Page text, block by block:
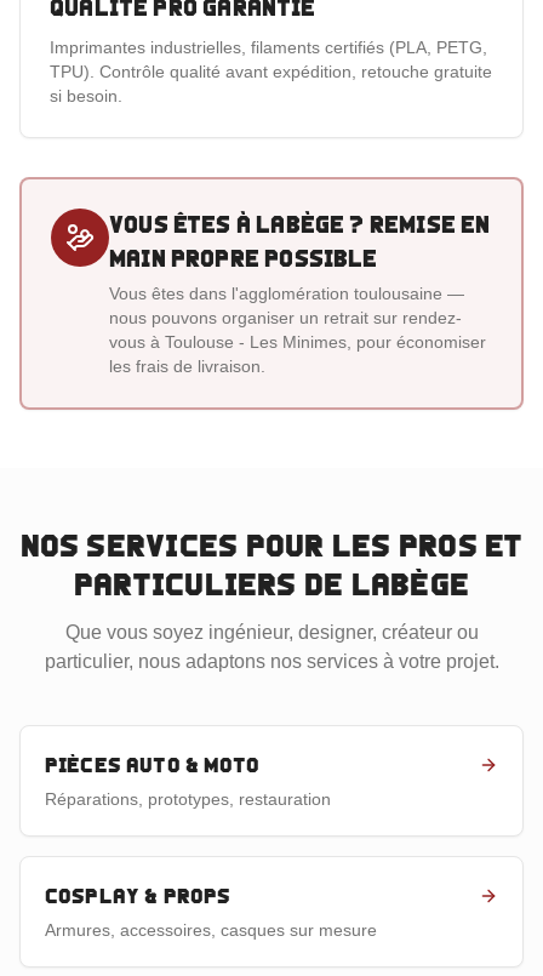
Qualité pro garantie
Imprimantes industrielles, filaments certifiés (PLA, PETG,
TPU). Contrôle qualité avant expédition, retouche gratuite
si besoin.
Vous êtes à Labège ? Remise en
main propre possible
Vous êtes dans l'agglomération toulousaine —
nous pouvons organiser un retrait sur rendez-
vous à Toulouse - Les Minimes, pour économiser
les frais de livraison.
Nos services pour les pros et
particuliers de Labège
Que vous soyez ingénieur, designer, créateur ou
particulier, nous adaptons nos services à votre projet.
Pièces auto & moto
Réparations, prototypes, restauration
Cosplay & props
Armures, accessoires, casques sur mesure